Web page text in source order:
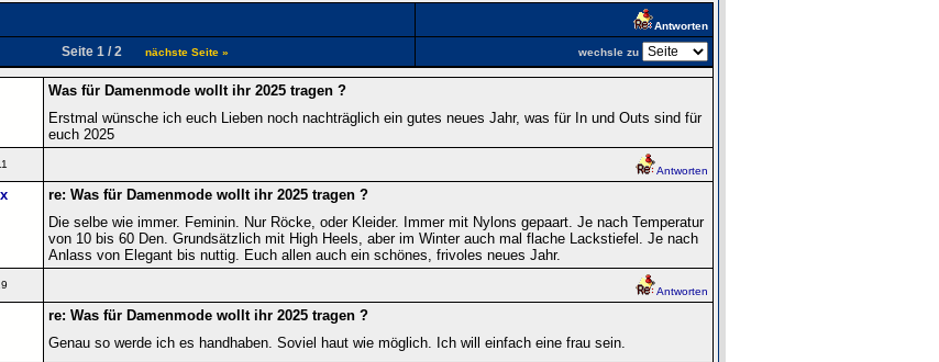
Antworten
Seite 1 / 2 nächste Seite » wechsle zu
Was für Damenmode wollt ihr 2025 tragen ?
Erstmal wünsche ich euch Lieben noch nachträglich ein gutes neues Jahr, was für In und Outs sind für
euch 2025
Antworten
re: Was für Damenmode wollt ihr 2025 tragen ?
Die selbe wie immer. Feminin. Nur Röcke, oder Kleider. Immer mit Nylons gepaart. Je nach Temperatur
von 10 bis 60 Den. Grundsätzlich mit High Heels, aber im Winter auch mal flache Lackstiefel. Je nach
Anlass von Elegant bis nuttig. Euch allen auch ein schönes, frivoles neues Jahr.
Antworten
re: Was für Damenmode wollt ihr 2025 tragen ?
Genau so werde ich es handhaben. Soviel haut wie möglich. Ich will einfach eine frau sein.